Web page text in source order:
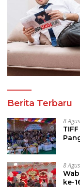
Berita Terbaru
8
8
ke-